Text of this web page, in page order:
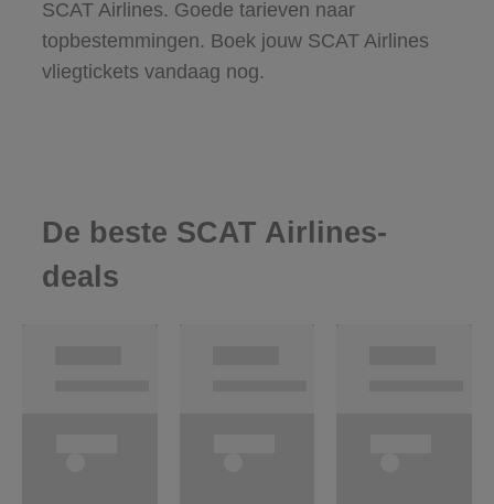
SCAT Airlines. Goede tarieven naar
topbestemmingen. Boek jouw SCAT Airlines
vliegtickets vandaag nog.
De beste SCAT Airlines-
deals